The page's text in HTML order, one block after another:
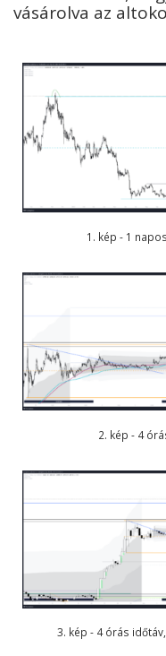
vásárolva az
1. kép - 1
2. kép - 4
3. kép - 4 órás